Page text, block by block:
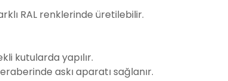
RAL renklerinde üretilebilir.
kutularda yapılır.
askı aparatı sağlanır.